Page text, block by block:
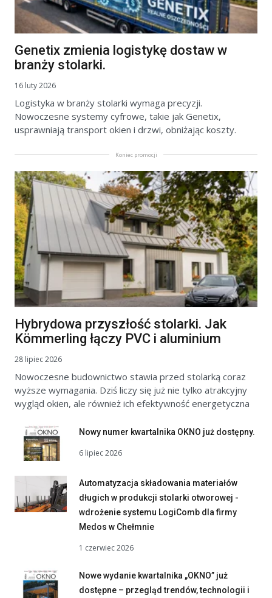
Genetix zmienia logistykę dostaw w
branży stolarki.
16 luty 2026
Logistyka w branży stolarki wymaga precyzji.
Nowoczesne systemy cyfrowe, takie jak Genetix,
usprawniają transport okien i drzwi, obniżając koszty.
Koniec promocji
Hybrydowa przyszłość stolarki. Jak
Kömmerling łączy PVC i aluminium
28 lipiec 2026
Nowoczesne budownictwo stawia przed stolarką coraz
wyższe wymagania. Dziś liczy się już nie tylko atrakcyjny
wygląd okien, ale również ich efektywność energetyczna
Nowy numer kwartalnika OKNO już dostępny.
6 lipiec 2026
Automatyzacja składowania materiałów
długich w produkcji stolarki otworowej -
wdrożenie systemu LogiComb dla firmy
Medos w Chełmnie
1 czerwiec 2026
Nowe wydanie kwartalnika „OKNO” już
dostępne – przegląd trendów, technologii i